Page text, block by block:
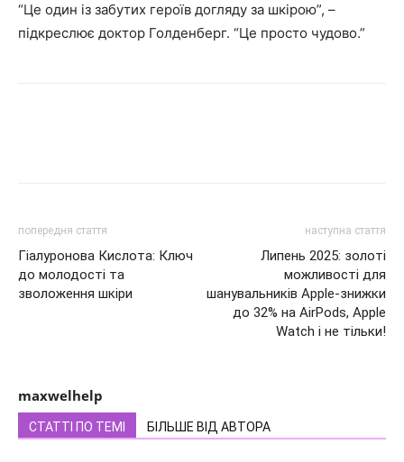
“Це один із забутих героїв догляду за шкірою”, –
підкреслює доктор Голденберг. “Це просто чудово.”
попередня стаття
Гіалуронова Кислота: Ключ
до молодості та
зволоження шкіри
наступна стаття
Липень 2025: золоті
можливості для
шанувальників Apple-знижки
до 32% на AirPods, Apple
Watch і не тільки!
maxwelhelp
СТАТТІ ПО ТЕМІ БІЛЬШЕ ВІД АВТОРА